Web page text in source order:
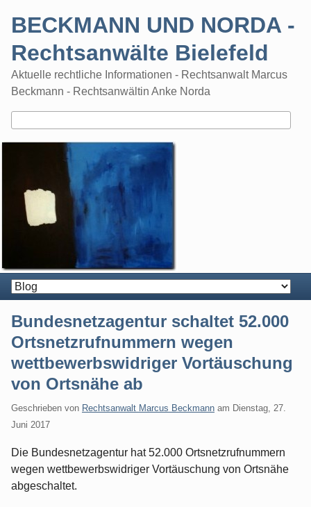
BECKMANN UND NORDA -
Rechtsanwälte Bielefeld
Aktuelle rechtliche Informationen - Rechtsanwalt Marcus
Beckmann - Rechtsanwältin Anke Norda
Bundesnetzagentur schaltet 52.000
Ortsnetzrufnummern wegen
wettbewerbswidriger Vortäuschung
von Ortsnähe ab
Geschrieben von Rechtsanwalt Marcus Beckmann am Dienstag, 27.
Juni 2017
Die Bundesnetzagentur hat 52.000 Ortsnetzrufnummern
wegen wettbewerbswidriger Vortäuschung von Ortsnähe
abgeschaltet.